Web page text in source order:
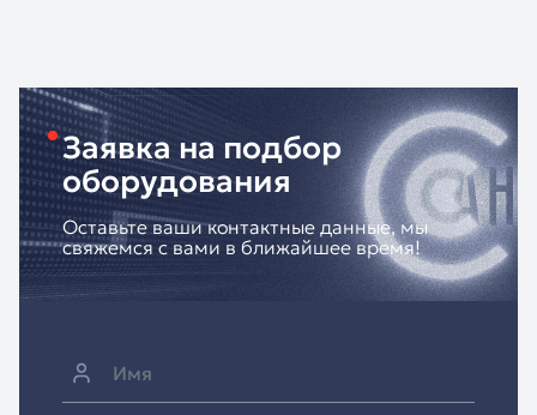
Заявка на подбор
оборудования
Оставьте ваши контактные данные, мы
свяжемся с вами в ближайшее время!